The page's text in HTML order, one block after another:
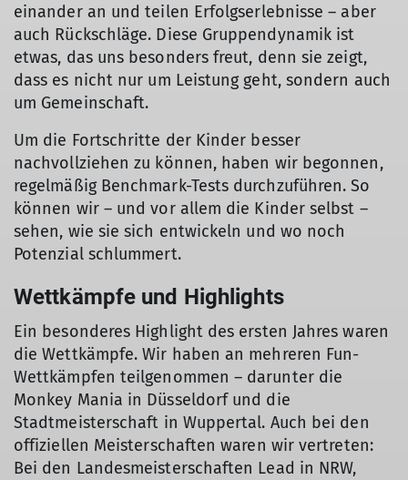
einander an und teilen Erfolgserlebnisse – aber
auch Rückschläge. Diese Gruppendynamik ist
etwas, das uns besonders freut, denn sie zeigt,
dass es nicht nur um Leistung geht, sondern auch
um Gemeinschaft.
Um die Fortschritte der Kinder besser
nachvollziehen zu können, haben wir begonnen,
regelmäßig Benchmark-Tests durchzuführen. So
können wir – und vor allem die Kinder selbst –
sehen, wie sie sich entwickeln und wo noch
Potenzial schlummert.
Wettkämpfe und Highlights
Ein besonderes Highlight des ersten Jahres waren
die Wettkämpfe. Wir haben an mehreren Fun-
Wettkämpfen teilgenommen – darunter die
Monkey Mania in Düsseldorf und die
Stadtmeisterschaft in Wuppertal. Auch bei den
offiziellen Meisterschaften waren wir vertreten:
Bei den Landesmeisterschaften Lead in NRW,
© Raffael Joliet